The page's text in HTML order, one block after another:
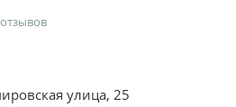
улица, 25